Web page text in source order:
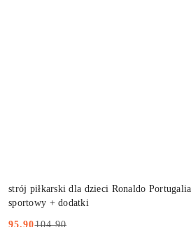
strój piłkarski dla dzieci Ronaldo
sportowy + dodatki
95.90104.90